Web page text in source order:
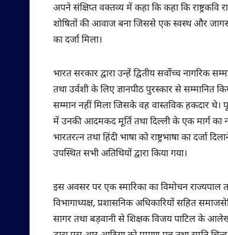
अपने संक्षिप्त वक्तव्य में कहा कि कहा कि
शोषितों की आवाज बना जिससे एक स्वस्थ और जागरूक
का दर्जा मिला।
भारत सरकार द्वारा उन्हें द्वितीय सर्वोच्च
तथा उर्वशी के लिए ज्ञानपीठ पुरस्कार से सम्मानित
सम्मान नहीं मिला जिसके वह वास्तविक हकदार
में उनकी आदमकद मूर्ति तथा दिल्ली के एक मार्ग
भारतरत्न तथा हिंदी भाषा को राष्ट्रभाषा का
उपस्थित सभी अतिथियों द्वारा किया गया।
इस अवसर पर एक स्मारिका का विमोचन राज्यपाल
विभागाध्यक्ष, प्रशासनिक अधिकारियों सहित
सागर तथा बड़वानी से शिक्षक विजय पाटिल के